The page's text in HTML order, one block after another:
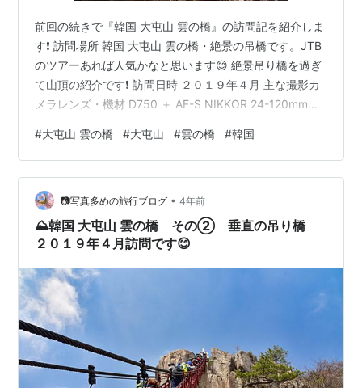
前回の続きで『韓国 大屯山 雲の橋』の訪問記を紹介しま
す❗ 訪問場所 韓国 大屯山 雲の橋・絶景の吊橋です。JTB
のツアーあれば人気かなと思います😊 絶景吊り橋を過ぎ
て山頂の紹介です❗ 訪問日時 ２０１９年４月 主な撮影カ
メラレンズ・機材 D750 ＋ AF-S NIKKOR 24-120mm
すみ除去、彩度上げの画像編集してます。 備考 私の海外
スペックは・海外語は分からない（英語中学レベル程
度？） ・googleのサービス（翻訳）を強力に使用 ・常に
オンライン状態、ポケットwifi相当を必ず装備 前回紹介
しました…
#大屯山 雲の橋 #大屯山 #雲の橋 #韓国
📷写真多めの旅行ブログ • 4年前
⛰️韓国 大屯山 雲の橋 その② 垂直の吊り橋
２０１９年４月訪問です😊